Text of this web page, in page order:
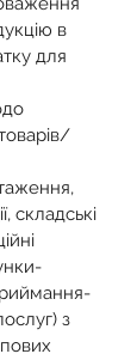
в
для
складські
з